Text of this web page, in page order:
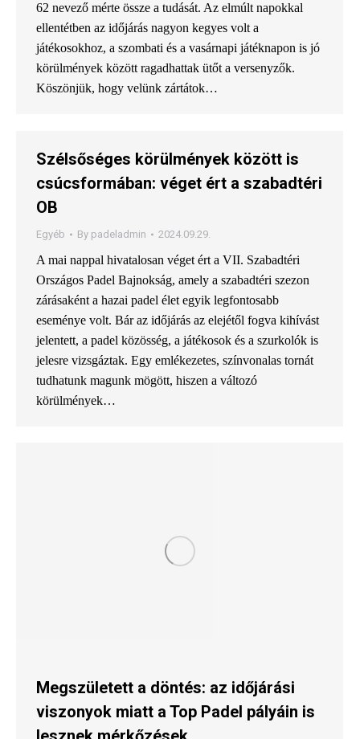
62 nevező mérte össze a tudását. Az elmúlt napokkal
ellentétben az időjárás nagyon kegyes volt a
játékosokhoz, a szombati és a vasárnapi játéknapon is jó
körülmények között ragadhattak ütőt a versenyzők.
Köszönjük, hogy velünk zártátok…
Szélsőséges körülmények között is
csúcsformában: véget ért a szabadtéri
OB
Egyéb By padeladmin 2024.09.29.
A mai nappal hivatalosan véget ért a VII. Szabadtéri
Országos Padel Bajnokság, amely a szabadtéri szezon
zárásaként a hazai padel élet egyik legfontosabb
eseménye volt. Bár az időjárás az elejétől fogva kihívást
jelentett, a padel közösség, a játékosok és a szurkolók is
jelesre vizsgáztak. Egy emlékezetes, színvonalas tornát
tudhatunk magunk mögött, hiszen a változó
körülmények…
Megszületett a döntés: az időjárási
viszonyok miatt a Top Padel pályáin is